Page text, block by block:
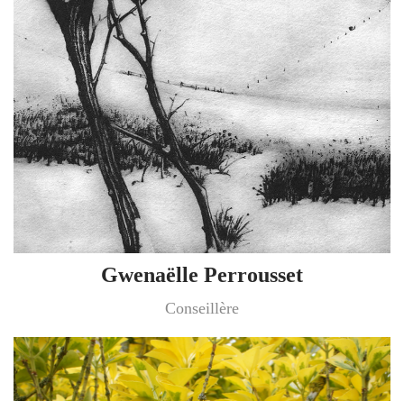
Gwenaëlle Perrousset
Conseillère